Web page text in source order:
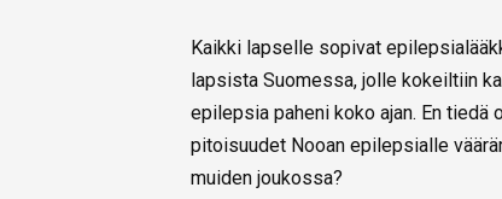
Kaikki lapselle sopivat
lapsista Suomessa, jolle kokeiltiin
epilepsia paheni koko ajan. En
pitoisuudet Nooan epilepsialle
muiden joukossa?